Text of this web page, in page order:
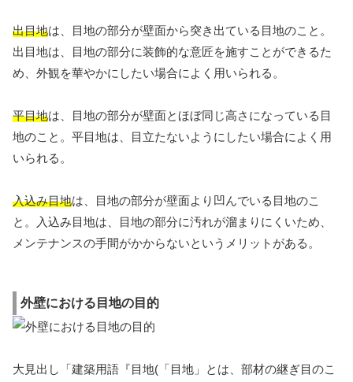
出目地は、目地の部分が壁面から突き出ている目地のこと。
出目地は、目地の部分に装飾的な意匠を施すことができるた
め、外観を華やかにしたい場合によく用いられる。
平目地は、目地の部分が壁面とほぼ同じ高さになっている目
地のこと。平目地は、目立たないようにしたい場合によく用
いられる。
入込み目地は、目地の部分が壁面より凹んでいる目地のこ
と。入込み目地は、目地の部分に汚れが溜まりにくいため、
メンテナンスの手間がかからないというメリットがある。
外壁における目地の目的
大見出し「建築用語『目地(「目地」とは、部材の継ぎ目のこ